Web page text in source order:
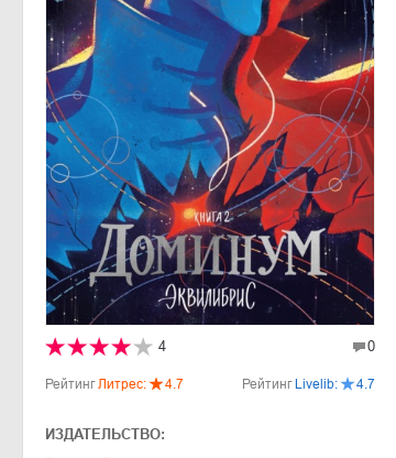
4 0
РейтингЛитрес: 4.7 РейтингLivelib: 4.7
ИЗДАТЕЛЬСТВО: